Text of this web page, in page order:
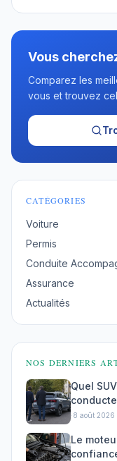
Vous
Comparez les
vous et trouvez
CATÉGORIES
Voiture
Permis
Conduite
Assurance
Actualités
NOS DERNIERS
Quel
·8 août 2026
Le